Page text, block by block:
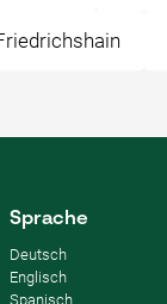
Sprache
Deutsch
Englisch
Spanisch